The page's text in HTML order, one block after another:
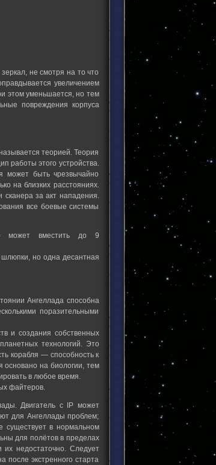
не смотря на то что
увеличением
этом уменьшается, но тем
повреждения корпуса
теорией. Теория
работы этого устройства.
может быть чрезвычайно
на близких расстояниях.
сканера за акт нападения.
все боевые системы
может вместить до 9
но одна десантная
Ангеллада способна
поразительными
и создания собственных
технологий. Это
корабля — способность к
основано на биологии, тем
в любое время.
файтеров.
Двигатель с IP может
для Ангеллады проблем;
существует в нормальном
для полётов в пределах
недостаточно. Следует
после экстренного старта